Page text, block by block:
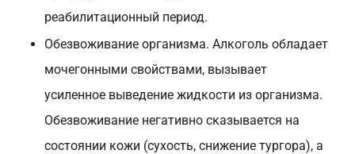
реабилитационный период.
Обезвоживание организма. Алкоголь обладает
мочегонными свойствами, вызывает
усиленное выведение жидкости из организма.
Обезвоживание негативно сказывается на
состоянии кожи (сухость, снижение тургора), а